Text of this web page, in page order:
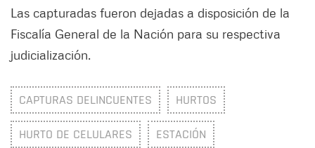
Las capturadas fueron dejadas a disposición de la
Fiscalía General de la Nación para su respectiva
judicialización.
CAPTURAS DELINCUENTES HURTOS
HURTO DE CELULARES ESTACIÓN